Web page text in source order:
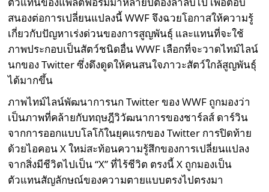
สนองต่อการเปลี่ยนแปลงนี้ WWF จึงฉวยโอกาสให้ความรู้
เกี่ยวกับปัญหาเร่งด่วนของการสูญพันธุ์ และแทนที่จะใช้
ภาพประกอบเป็นสัตว์ชนิดอื่น WWF เลือกที่จะวาดไทม์ไลน์
นกของ Twitter ซึ่งดึงดูดให้คนสนใจภาวะสัตว์ใกล้สูญพันธุ์
ได้มากขึ้น
ภาพไทม์ไลน์พัฒนาการนก Twitter ของ WWF ถูกมองว่า
เป็นภาพที่คล้ายกับทฤษฎีวิวัฒนาการของชาร์ลส์ ดาร์วิน
จากการออกแบบโลโก้ในยุคแรกของ Twitter การปิดท้าย
ด้วยไอคอน X ใหม่สะท้อนความรู้สึกของการเปลี่ยนแปลง
จากสิ่งมีชีวิตไปเป็น “X” ที่ไร้ชีวิต ตรงนี้ X ถูกมองเป็น
ตัวแทนสัญลักษณ์ของความตายแบบตรงไปตรงมา